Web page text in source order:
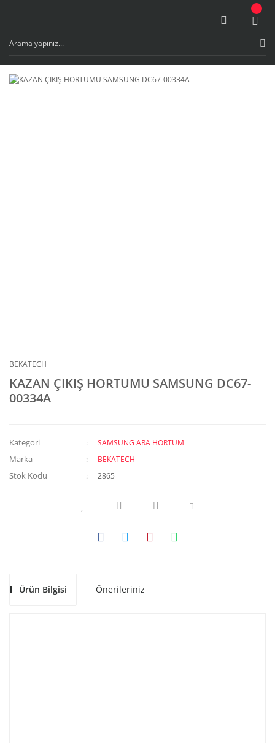
BEKATECH
KAZAN ÇIKIŞ HORTUMU SAMSUNG DC67-
00334A
Kategori SAMSUNG ARA HORTUM
Marka BEKATECH
Stok Kodu 2865
Ürün Bilgisi Önerileriniz